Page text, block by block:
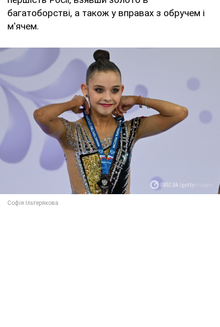
багатоборстві, а також у вправах з обручем і
м'ячем.